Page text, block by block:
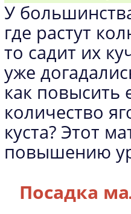
У
где растут
то садит их
уже
как повысить
количество
куста? Этот
повышению
Посадка